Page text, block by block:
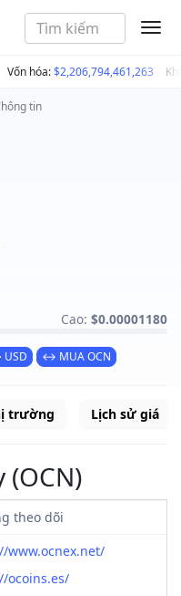
Vốn hóa:$2,206,794,461,263
tin
Cao: $0.00001180
↔ MUA OCN
trường Lịch sử giá
(OCN)
theo dõi
www.ocnex.net/
ocoins.es/